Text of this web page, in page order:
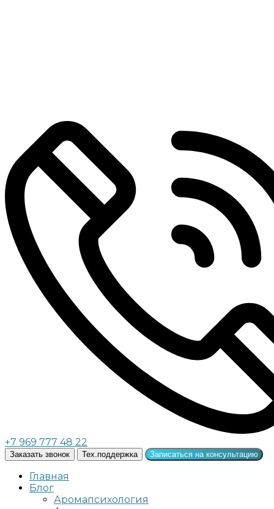
+7 969 777 48 22
Заказать звонок Тех.поддержка Записаться на консультацию
Главная
Блог
Аромапсихология